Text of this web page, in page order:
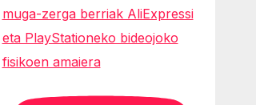
muga-zerga berriak AliExpressi
eta PlayStationeko bideojoko
fisikoen amaiera